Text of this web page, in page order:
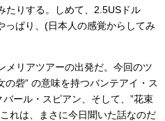
たりする。しめて、2.5USドル
っぱり、(日本人の感覚からしてみ
メリアツアーの出発だ。今回のツ
の砦” の意味を持つバンテアイ・ス
バール・スピアン、そして、”花束
れは、まさに今日聞いた話なのだ